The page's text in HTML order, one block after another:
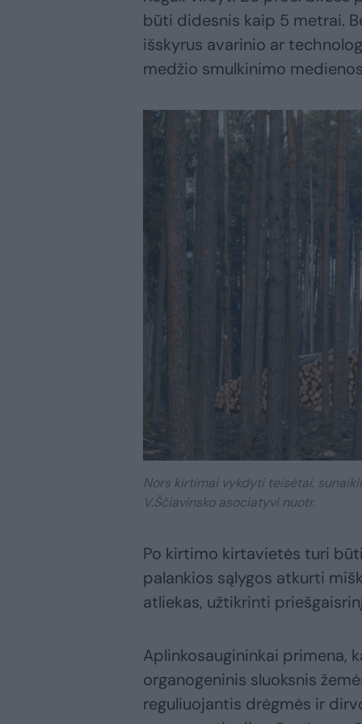
būti didesnis kaip 5 metrai.
išskyrus avarinio ar
medžio smulkinimo
Nors kirtimai vykdyti teisėtai,
V.Ščiavinsko asociatyvi nuotr.
Po kirtimo kirtavietės turi
palankios sąlygos atkurti
atliekas, užtikrinti
Aplinkosaugininkai primena,
organogeninis sluoksnis
reguliuojantis drėgmės ir